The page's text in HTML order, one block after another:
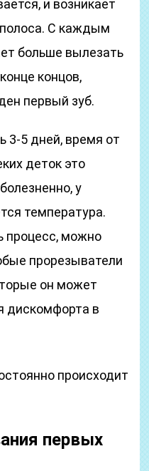
и возникает
С каждым
больше вылезать
концов,
первый зуб.
3-5 дней, время от
деток это
у
температура.
процесс, можно
прорезыватели
он может
дискомфорта в
происходит
первых